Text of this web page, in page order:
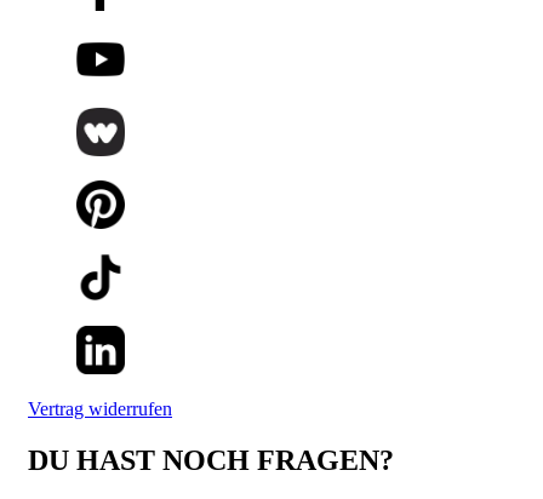
Vertrag widerrufen
DU HAST NOCH FRAGEN?